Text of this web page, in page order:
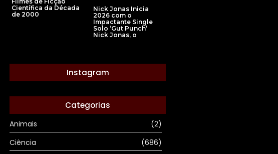
Científica da Década
de 2000
Nick Jonas Inicia
2026 com o
Impactante Single
Solo ‘Gut Punch’
Nick Jonas, o
Instagram
Categorias
Animais
(2)
Ciência
(686)